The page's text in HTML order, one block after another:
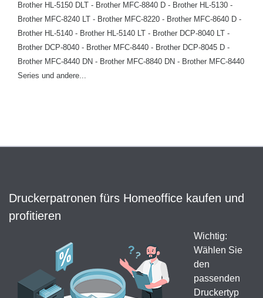
Brother HL-5150 DLT - Brother MFC-8840 D - Brother HL-5130 -
Brother MFC-8240 LT - Brother MFC-8220 - Brother MFC-8640 D -
Brother HL-5140 - Brother HL-5140 LT - Brother DCP-8040 LT -
Brother DCP-8040 - Brother MFC-8440 - Brother DCP-8045 D -
Brother MFC-8440 DN - Brother MFC-8840 DN - Brother MFC-8440
Series und andere...
Druckerpatronen fürs Homeoffice kaufen und
profitieren
Wichtig:
Wählen Sie
den
passenden
Druckertyp